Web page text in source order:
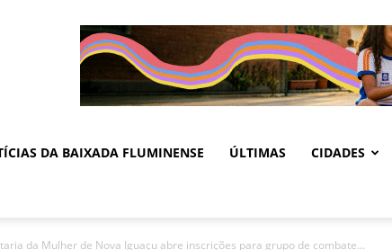
DA BAIXADA FLUMINENSE ÚLTIMAS CIDADES
da Mulher de Nova Iguaçu abre inscrições para grupo de combate...